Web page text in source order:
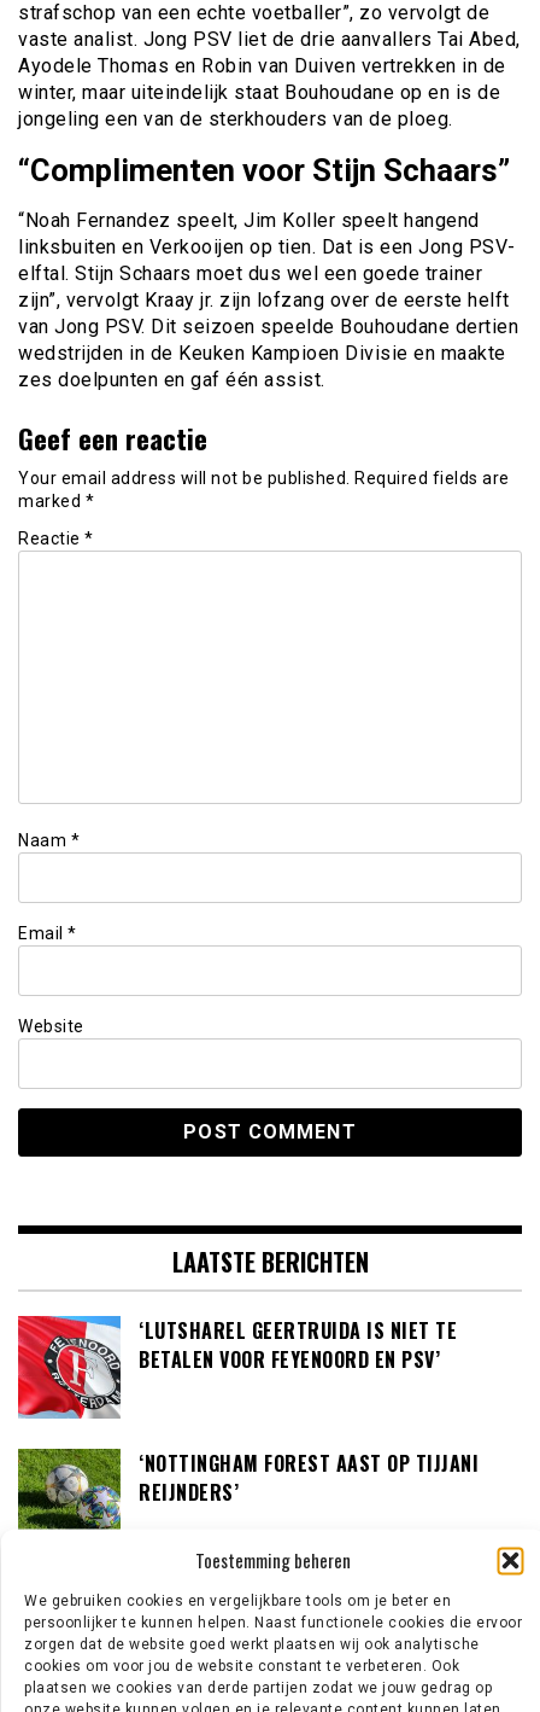
Toestemming beheren
We gebruiken cookies en vergelijkbare tools om je beter en
persoonlijker te kunnen helpen. Naast functionele cookies die ervoor
zorgen dat de website goed werkt plaatsen wij ook analytische
cookies om voor jou de website constant te verbeteren. Ook
plaatsen we cookies van derde partijen zodat we jouw gedrag op
strafschop van een echte voetballer”, zo vervolgt de
vaste analist. Jong PSV liet de drie aanvallers Tai Abed,
Ayodele Thomas en Robin van Duiven vertrekken in de
winter, maar uiteindelijk staat Bouhoudane op en is de
jongeling een van de sterkhouders van de ploeg.
“Complimenten voor Stijn Schaars”
“Noah Fernandez speelt, Jim Koller speelt hangend
linksbuiten en Verkooijen op tien. Dat is een Jong PSV-
elftal. Stijn Schaars moet dus wel een goede trainer
zijn”, vervolgt Kraay jr. zijn lofzang over de eerste helft
van Jong PSV. Dit seizoen speelde Bouhoudane dertien
wedstrijden in de Keuken Kampioen Divisie en maakte
zes doelpunten en gaf één assist.
Geef een reactie
Your email address will not be published. Required fields are
marked *
Reactie *
Naam *
Email *
Website
LAATSTE BERICHTEN
‘LUTSHAREL GEERTRUIDA IS NIET TE
BETALEN VOOR FEYENOORD EN PSV’
‘NOTTINGHAM FOREST AAST OP TIJJANI
REIJNDERS’
‘LOUIS VAN GAAL BEREID OM IN GESPREK TE
GAAN MET DE KNVB’